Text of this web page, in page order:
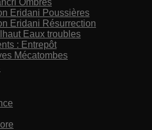
Ombres
Eridani Poussières
Eridani Résurrection
Eaux troubles
: Entrepôt
Mécatombes